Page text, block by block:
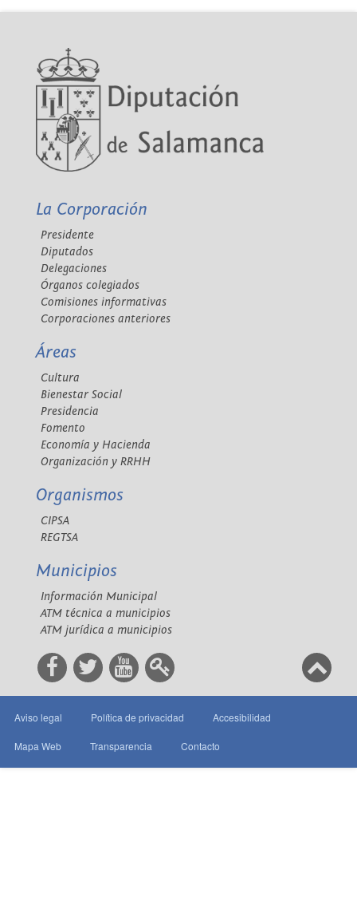
La Corporación
Presidente
Diputados
Delegaciones
Órganos colegiados
Comisiones informativas
Corporaciones anteriores
Áreas
Cultura
Bienestar Social
Presidencia
Fomento
Economía y Hacienda
Organización y RRHH
Organismos
CIPSA
REGTSA
Municipios
Información Municipal
ATM técnica a municipios
ATM jurídica a municipios
Aviso legal Política de privacidad Accesibilidad
Mapa Web Transparencia Contacto